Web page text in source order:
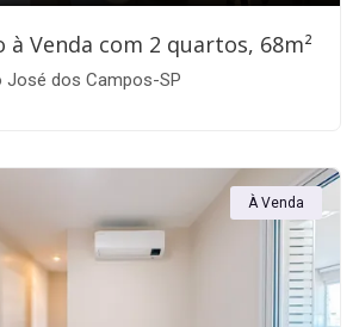
Venda com 2 quartos, 68m²
José dos Campos-SP
À Venda